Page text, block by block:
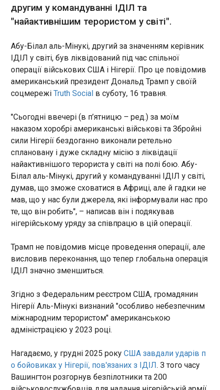
"Шахеди" з восьми напрямків: як спрацювала
ППО
09:43:43
Україні 294 ударні дрони різних типів.
Підрозділи ППО перехопили переважну
більшість з них, повідомили Повітряні сили ЗСУ
вранці 16 травня. Вказано, що з 18:00 п’ятниці
ворог атакував атакував БпЛА типу Shahed (в
тому числі реактивними), Гербера, Італмас та
дронами-імітаторами типу Пародія із напрямків
російських населених пунктів Орел, Курськ,
Брянськ, Міллєрово, Шаталово, Приморсько-
Ахтарськ, а також Чауда і Гвардійське в
тимчасово окупованому Криму.
ЧИТАТЬ
Чи врятує Челсі сезон: анонс фіналу Кубка
Англії
09:43:36
Найстаріший футбольний
скоро отримає нового
володаря трофея. У фіналі
Кубка Англії на легендарному
Вемблі зустрінуться два
Манчестер Сіті. Щоправда,
нинішній сезон навряд чи
можна назвати ідеальним
для жодного з фіналістів.
Якщо "містяни" ще
найсильніших команд країни,
то лондонці вже тривалий час
переживають серйозну кризу
і саме Кубок Англії може
ЧИТАТЬ
"Жодної доброї волі з боку Росії": Естонія
продовжує закриття кордону вночі
09:34:16
залишатимуться закритими вночі протягом
наступних трьох місяців. Про це повідомило МВС
Естонії, пише "Європейська правда".
Міністерство оголосило, що нічне закриття
другим у командуванні ІДІЛ та
"найактивнішим терористом у світі".
Абу-Білал аль-Мінукі, другий за значенням керівник
ІДІЛ у світі, був ліквідований під час спільної
операції військових США і Нігерії. Про це повідомив
американський президент Дональд Трамп у своїй
соцмережіTruth Social в суботу, 16 травня.
"Сьогодні ввечері (в п’ятницю – ред.) за моїм
наказом хоробрі американські військові та Збройні
сили Нігерії бездоганно виконали ретельно
сплановану і дуже складну місію з ліквідації
найактивнішого терориста у світі на полі бою. Абу-
Білал аль-Мінукі, другий у командуванні ІДІЛ у світі,
думав, що зможе сховатися в Африці, але й гадки не
мав, що у нас були джерела, які інформували нас про
те, що він робить", – написав він і подякував
нігерійському уряду за співпрацю в цій операції.
Трамп не повідомив місце проведення операції, але
висловив переконання, що тепер глобальна операція
ІДІЛ значно зменшиться.
Згідно з Федеральним реєстром США, громадянин
Нігерії Аль-Мінукі визнаний "особливо небезпечним
міжнародним терористом" американською
адміністрацією у 2023 році.
Нагадаємо, у грудні 2025 рокуСША завдали ударів п
о бойовиках у Нігерії, пов'язаних з ІДІЛ. З того часу
Вашингтон розгорнув безпілотники та 200